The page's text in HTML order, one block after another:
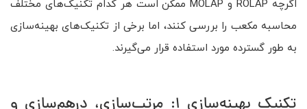
اگرچه ROLAP و MOLAP ممکن است هر کدام تکنیک‌های مختلف
محاسبه مکعب را بررسی کنند، اما برخی از تکنیک‌های بهینه‌سازی
به طور گسترده مورد استفاده قرار می‌گیرند.